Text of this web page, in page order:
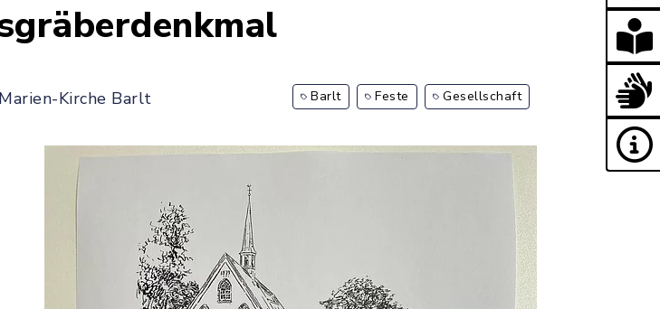
Kirche Barlt Barlt Feste Gesellschaft